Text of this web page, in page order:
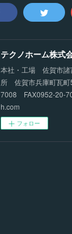
テクノホーム株式
本社・工場 佐賀市諸
所 佐賀市兵庫町瓦町
7008 FAX0952-20-
h.com
フォロー